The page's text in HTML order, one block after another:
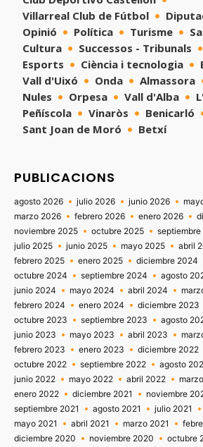
Villarreal Club de Fútbol
Opinió
Política Turisme
Cultura
Successos - Tribunals
Esports
Ciència i tecnologia
Vall d'Uixó
Onda Almassora
Nules
Orpesa Vall d'Alba
Peñíscola
Vinaròs
Benicarló
Sant Joan de Moró
Betxí
PUBLICACIONS
agosto 2026 julio 2026 junio 2026
marzo 2026
febrero 2026 enero 2026
noviembre 2025
octubre 2025
julio 2025
junio 2025 mayo 2025 abril
febrero 2025
enero 2025 diciembre 2024
octubre 2024
septiembre 2024 agosto
junio 2024
mayo 2024 abril 2024
febrero 2024
enero 2024 diciembre 2023
octubre 2023
septiembre 2023 agosto
junio 2023
mayo 2023 abril 2023
febrero 2023
enero 2023 diciembre 2022
octubre 2022
septiembre 2022 agosto
junio 2022
mayo 2022 abril 2022
enero 2022
diciembre 2021 noviembre
septiembre 2021
agosto 2021 julio 2021
mayo 2021
abril 2021 marzo 2021
diciembre 2020
noviembre 2020
octubre